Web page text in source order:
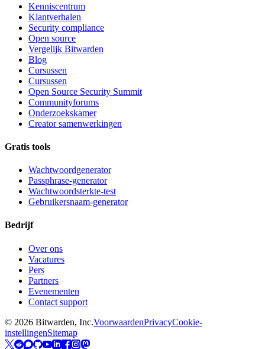
Kenniscentrum
Klantverhalen
Security compliance
Open source
Vergelijk Bitwarden
Blog
Cursussen
Cursussen
Open Source Security Summit
Communityforums
Onderzoekskamer
Creator samenwerkingen
Gratis tools
Wachtwoordgenerator
Passphrase-generator
Wachtwoordsterkte-test
Gebruikersnaam-generator
Bedrijf
Over ons
Vacatures
Pers
Partners
Evenementen
Contact support
© 2026 Bitwarden, Inc.VoorwaardenPrivacyCookie-
instellingenSitemap